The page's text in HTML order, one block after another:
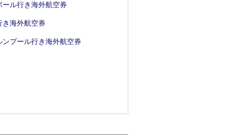
ール行き海外航空券
き海外航空券
ンプール行き海外航空券